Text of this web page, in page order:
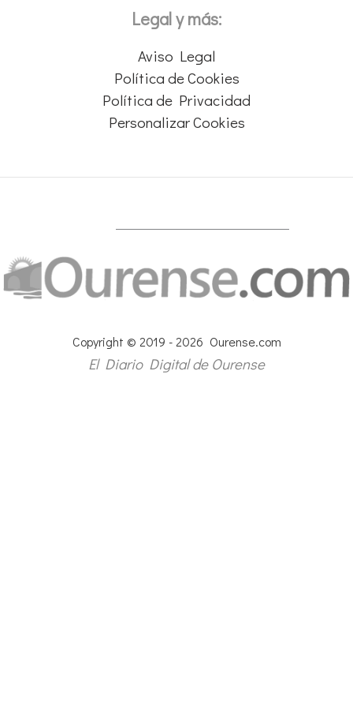
Legal y más:
Aviso Legal
Política de Cookies
Política de Privacidad
Personalizar Cookies
Copyright © 2019 - 2026 Ourense.com
El Diario Digital de Ourense